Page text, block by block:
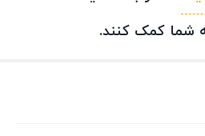
شما کمک کنند.